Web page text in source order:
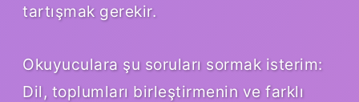
tartışmak gerekir.
Okuyuculara şu soruları sormak isterim:
Dil, toplumları birleştirmenin ve farklı